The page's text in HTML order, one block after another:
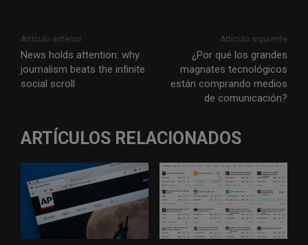
Artículo anterior
News holds attention: why
journalism beats the infinite
social scroll
Artículo siguiente
¿Por qué los grandes
magnates tecnológicos
están comprando medios
de comunicación?
ARTÍCULOS RELACIONADOS